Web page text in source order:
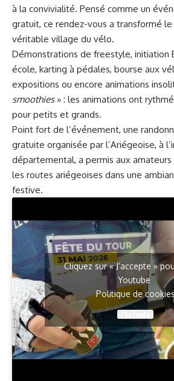
à la convivialité. Pensé comme un
gratuit, ce rendez-vous a transformé
véritable village du vélo.
Démonstrations de freestyle, initiation
école, karting à pédales, bourse aux
expositions ou encore animations
smoothies» : les animations ont
pour petits et grands.
Point fort de l’événement, une
gratuite organisée par l’Ariégeoise, à
départemental, a permis aux
les routes ariégeoises dans une
festive.
Cliquez sur « J’accepte »
Youtube
Politique de